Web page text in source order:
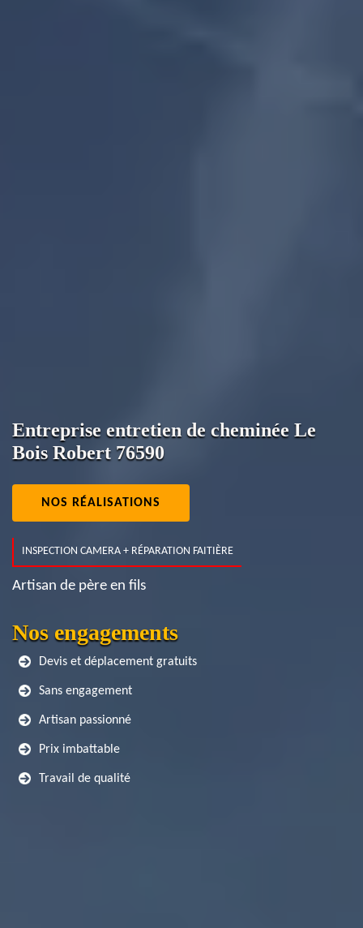
Entreprise entretien de cheminée Le
Bois Robert 76590
NOS RÉALISATIONS
INSPECTION CAMERA + RÉPARATION FAITIÈRE
Artisan de père en fils
Nos engagements
Devis et déplacement gratuits
Sans engagement
Artisan passionné
Prix imbattable
Travail de qualité